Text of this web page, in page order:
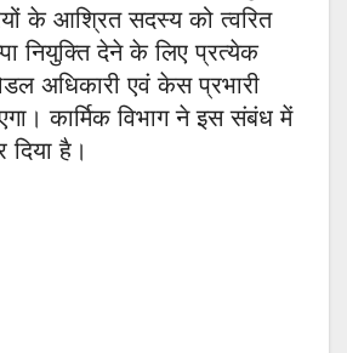
के आश्रित सदस्य को त्वरित
नियुक्ति देने के लिए प्रत्येक
अधिकारी एवं केस प्रभारी
कार्मिक विभाग ने इस संबंध में
दिया है।